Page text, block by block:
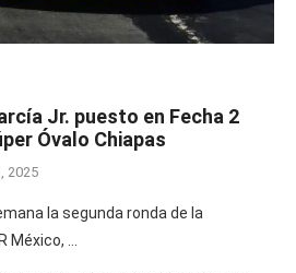
Jr. puesto en Fecha 2
Óvalo Chiapas
2025
la segunda ronda de la
México, …